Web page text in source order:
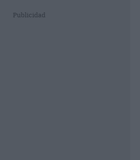
Publicidad